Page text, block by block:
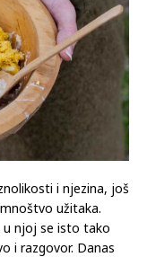
i njezina, još
užitaka.
u njoj se isto tako
i razgovor. Danas